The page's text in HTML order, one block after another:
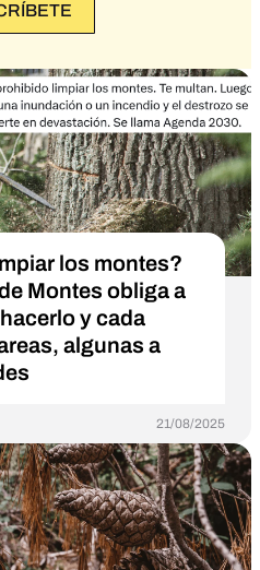
los montes?
Montes obliga a
y cada
algunas a
21/08/2025